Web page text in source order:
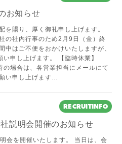
お知らせ
を賜り、厚く御礼申し上げます。
の社内行事のため2月9日（金）終
中はご不便をおかけいたしますが、
申し上げます。 【臨時休業】
場合は、各営業担当にメールにて
い申し上げます...
RECRUITINFO
説明会開催のお知らせ
会を開催いたします。 当日は、会